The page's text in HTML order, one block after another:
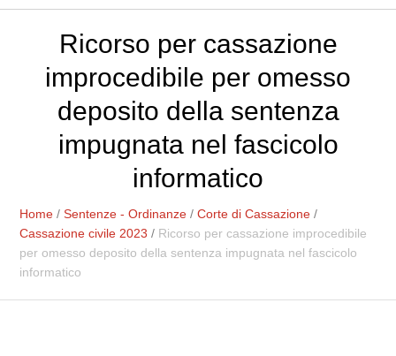
Ricorso per cassazione
improcedibile per omesso
deposito della sentenza
impugnata nel fascicolo
informatico
Home /Sentenze - Ordinanze /Corte di Cassazione /
Cassazione civile 2023 / Ricorso per cassazione improcedibile
per omesso deposito della sentenza impugnata nel fascicolo
informatico